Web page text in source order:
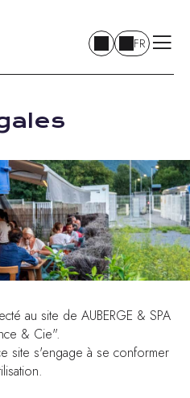
FR
au site de AUBERGE & SPA
& Cie".
site s'engage à se conformer